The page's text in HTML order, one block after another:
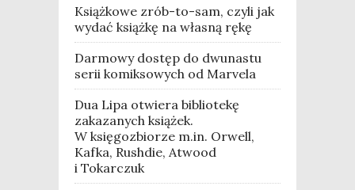
Książkowe zrób-to-sam, czyli jak
wydać książkę na własną rękę
Darmowy dostęp do dwunastu
serii komiksowych od Marvela
Dua Lipa otwiera bibliotekę
zakazanych książek.
W księgozbiorze m.in. Orwell,
Kafka, Rushdie, Atwood
i Tokarczuk